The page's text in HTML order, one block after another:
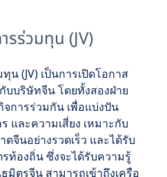
รร่วมทุน (JV)
น (JV) เป็นการเปิดโอกาส
บริษัทจีน โดยทั้งสองฝ่าย
การร่วมกัน เพื่อแบ่งปัน
และความเสี่ยง เหมาะกับ
จีนอย่างรวดเร็ว และได้รับ
ท้องถิ่น ซึ่งจะได้รับความรู้
ตรจีน สามารถเข้าถึงเครือ